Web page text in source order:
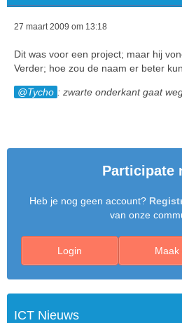
27 maart 2009 om 13:18
Dit was voor een project; maar hij
Verder; hoe zou de naam er beter
Tycho : zwarte onderkant gaat
Participate
Heb je nog geen account?
van onze
Maak
Login
ICT Nieuws